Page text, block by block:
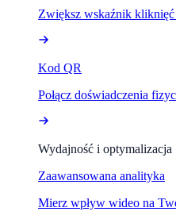
Zwiększ wskaźnik
Kod QR
Połącz doświadczenia
Wydajność i optymalizacja
Zaawansowana analityka
Mierz wpływ wideo na